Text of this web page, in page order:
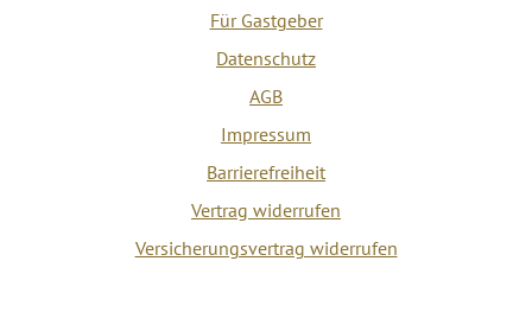
Für Gastgeber
Datenschutz
AGB
Impressum
Barrierefreiheit
Vertrag widerrufen
Versicherungsvertrag widerrufen